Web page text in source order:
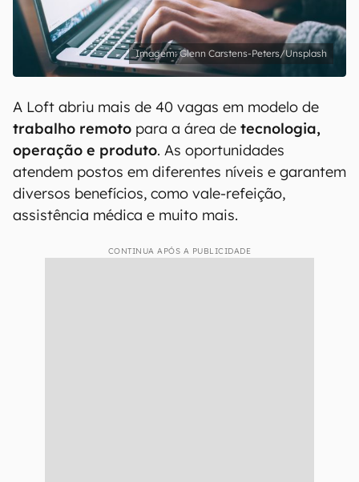
Glenn Carstens-Peters/Unsplash
A Loft abriu mais de 40 vagas em modelo de
trabalho remoto para a área de tecnologia,
operação e produto. As oportunidades
atendem postos em diferentes níveis e garantem
diversos benefícios, como vale-refeição,
assistência médica e muito mais.
CONTINUA APÓS A PUBLICIDADE